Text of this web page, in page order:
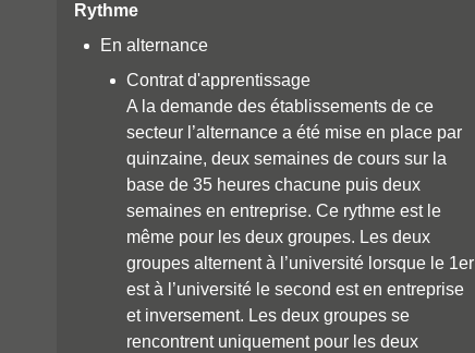
Rythme
En alternance
Contrat d'apprentissage
A la demande des établissements de ce
secteur l’alternance a été mise en place par
quinzaine, deux semaines de cours sur la
base de 35 heures chacune puis deux
semaines en entreprise. Ce rythme est le
même pour les deux groupes. Les deux
groupes alternent à l’université lorsque le 1er
est à l’université le second est en entreprise
et inversement. Les deux groupes se
rencontrent uniquement pour les deux